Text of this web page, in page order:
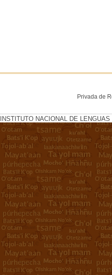
Privada de
INSTITUTO NACIONAL DE